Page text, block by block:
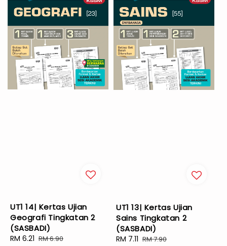
UT1 14| Kertas Ujian
Geografi Tingkatan 2
(SASBADI)
Sale
RM 6.21 Regular
RM 6.90
UT1 13| Kertas Ujian
Sains Tingkatan 2
(SASBADI)
Sale
RM 7.11 Regular
RM 7.90